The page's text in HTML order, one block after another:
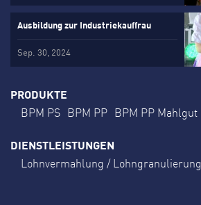
Ausbildung zur Industriekauffrau
Sep. 30, 2024
PRODUKTE
BPM PS BPM PP BPM PP Mahlgut
DIENSTLEISTUNGEN
Lohnvermahlung / Lohngranulierung